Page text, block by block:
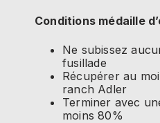
Conditions médaille
Ne subissez
fusillade
Récupérer au
ranch Adler
Terminer avec
moins 80%